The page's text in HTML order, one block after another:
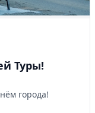
Туры!
города!